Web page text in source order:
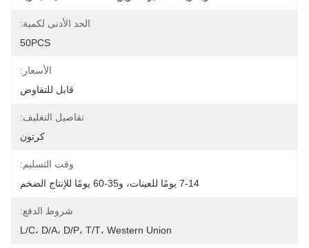
الحد الأدنى لكمية:
50PCS
الأسعار:
قابل للتفاوض
تفاصيل التغليف:
كرتون
وقت التسليم:
7-14 يومًا للعينات، و35-60 يومًا للإنتاج الضخم
شروط الدفع:
L/C، D/A، D/P، T/T، Western Union